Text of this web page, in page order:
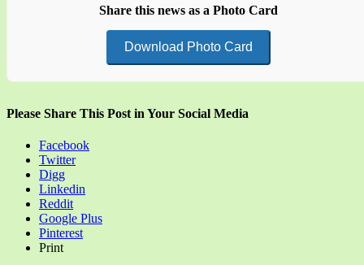
Share this news as a Photo Card
Download Photo Card
Please Share This Post in Your Social Media
Facebook
Twitter
Digg
Linkedin
Reddit
Google Plus
Pinterest
Print